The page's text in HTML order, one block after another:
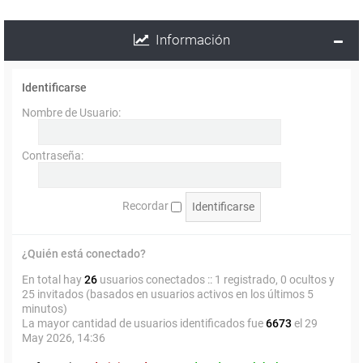
Información
Identificarse
Nombre de Usuario:
Contraseña:
Recordar
¿Quién está conectado?
En total hay26 usuarios conectados :: 1 registrado, 0 ocultos y
25 invitados (basados en usuarios activos en los últimos 5
minutos)
La mayor cantidad de usuarios identificados fue6673 el 29
May 2026, 14:36